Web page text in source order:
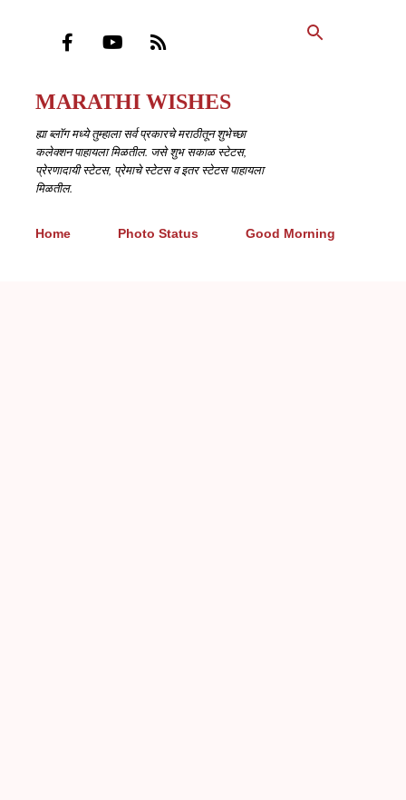
MARATHI WISHES
ह्या ब्लॉग मध्ये तुम्हाला सर्व प्रकारचे मराठीतून शुभेच्छा
कलेक्शन पाहायला मिळतील. जसे शुभ सकाळ स्टेटस,
प्रेरणादायी स्टेटस, प्रेमाचे स्टेटस व इतर स्टेटस पाहायला
मिळतील.
Home Photo Status Good Morning